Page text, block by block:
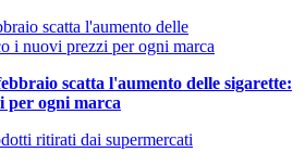
scatta l'aumento delle sigarette:
per ogni marca